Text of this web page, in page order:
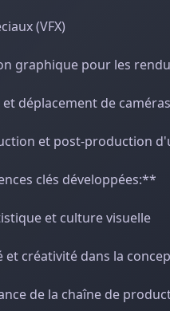
(VFX)
graphique pour les
et déplacement de
et post-production
clés développées:**
et culture visuelle
et créativité dans la
de la chaîne de